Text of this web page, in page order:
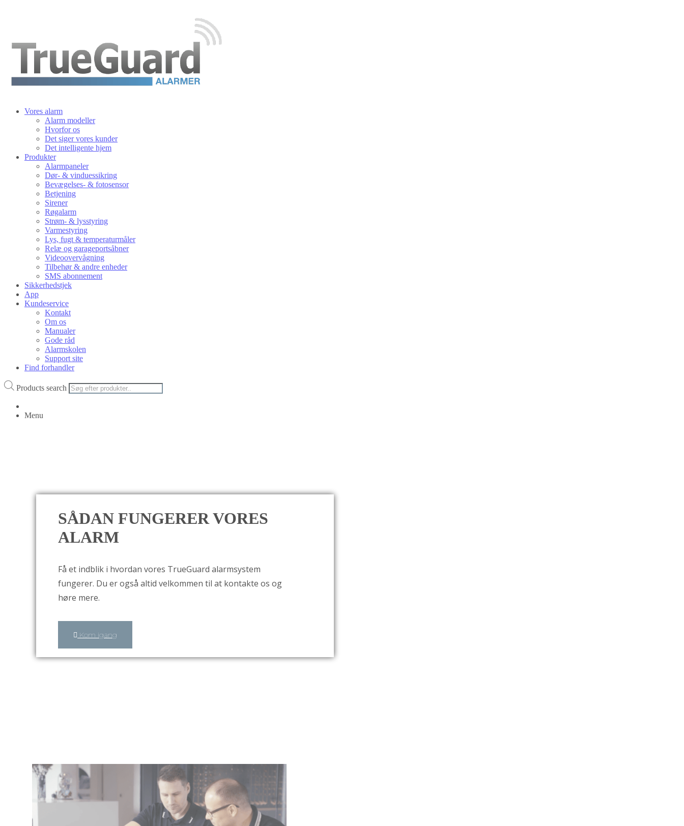
Vores alarm
Alarm modeller
Hvorfor os
Det siger vores kunder
Det intelligente hjem
Produkter
Alarmpaneler
Dør- & vinduessikring
Bevægelses- & fotosensor
Betjening
Sirener
Røgalarm
Strøm- & lysstyring
Varmestyring
Lys, fugt & temperaturmåler
Relæ og garageportsåbner
Videoovervågning
Tilbehør & andre enheder
SMS abonnement
Sikkerhedstjek
App
Kundeservice
Kontakt
Om os
Manualer
Gode råd
Alarmskolen
Support site
Find forhandler
Products search
Menu
SÅDAN FUNGERER VORES
ALARM
Få et indblik i hvordan vores TrueGuard alarmsystem
fungerer. Du er også altid velkommen til at kontakte os og
høre mere.
Kom igang